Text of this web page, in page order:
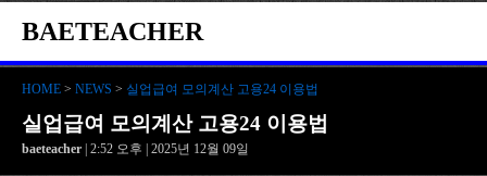
BAETEACHER
HOME > NEWS > 실업급여 모의계산 고용24 이용법
실업급여 모의계산 고용24 이용법
baeteacher | 2:52 오후 | 2025년 12월 09일